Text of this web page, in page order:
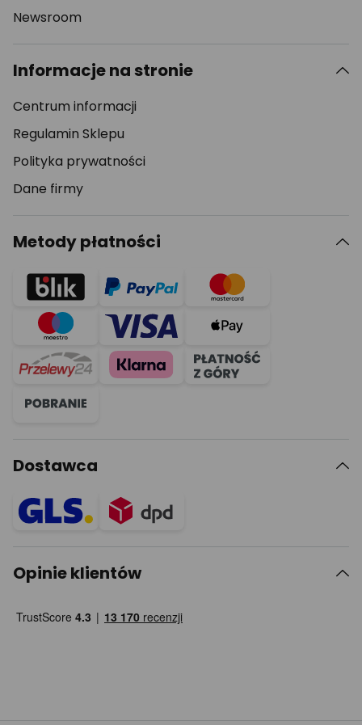
Newsroom
Informacje na stronie
Centrum informacji
Regulamin Sklepu
Polityka prywatności
Dane firmy
Metody płatności
Dostawca
Opinie klientów